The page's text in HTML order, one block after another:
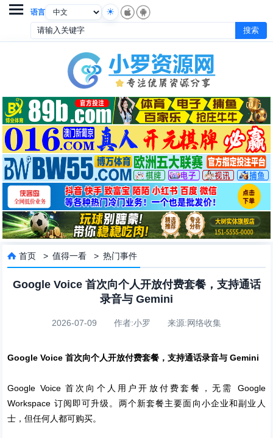
语言

 首页 >值得一看 >热门事件
Google Voice 首次向个人开放付费套餐，支持通话
录音与 Gemini
2026-07-09 作者:小罗 来源:网络收集
Google Voice 首次向个人开放付费套餐，支持通话录音与 Gemini
Google Voice 首次向个人用户开放付费套餐，无需 Google
Workspace 订阅即可升级。两个新套餐主要面向小企业和副业人
士，但任何人都可购买。